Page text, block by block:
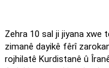
Zehra 10 sal ji jiyana xwe
zimanê dayikê fêrî
rojhilatê Kurdistanê û